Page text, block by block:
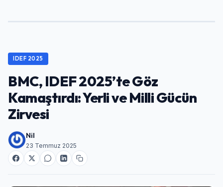
IDEF 2025
BMC, IDEF 2025’te Göz
Kamaştırdı: Yerli ve Milli Gücün
Zirvesi
Nil
23 Temmuz 2025